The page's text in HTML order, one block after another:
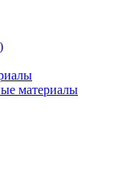
материалы